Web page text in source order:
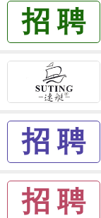
招 聘
招 聘
招 聘